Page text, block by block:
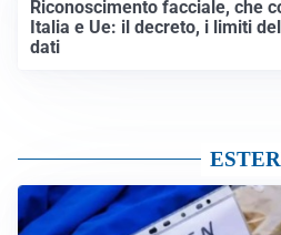
Riconoscimento facciale, che
Italia e Ue: il decreto, i limiti
dati